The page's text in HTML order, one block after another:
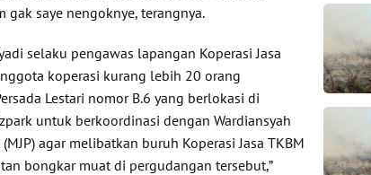
saye nengoknye, terangnya.
selaku pengawas lapangan Koperasi Jasa
koperasi kurang lebih 20 orang
Lestari nomor B.6 yang berlokasi di
untuk berkoordinasi dengan Wardiansyah
agar melibatkan buruh Koperasi Jasa TKBM
bongkar muat di pergudangan tersebut,”